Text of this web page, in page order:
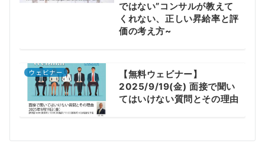
ではない”コンサルが教えて
くれない、正しい昇給率と評
価の考え方~
ウェビナー
【無料ウェビナー】
2025/9/19(金) 面接で聞い
てはいけない質問とその理由